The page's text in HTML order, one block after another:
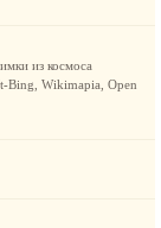
из космоса
Bing, Wikimapia, Open